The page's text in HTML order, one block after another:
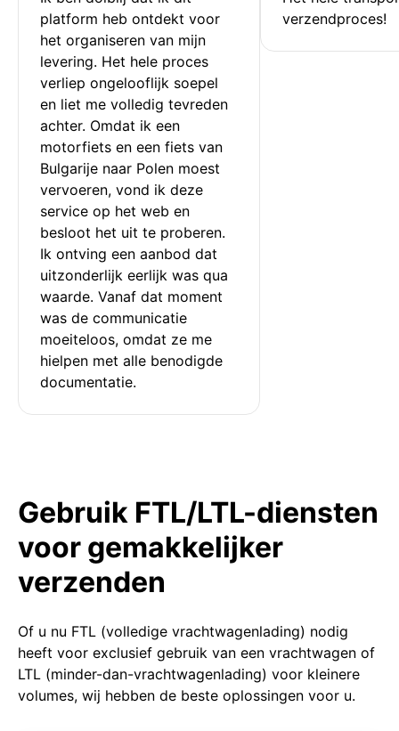
platform heb ontdekt voor
het organiseren van mijn
levering. Het hele proces
verliep ongelooflijk soepel
en liet me volledig tevreden
achter. Omdat ik een
motorfiets en een fiets van
Bulgarije naar Polen moest
vervoeren, vond ik deze
service op het web en
besloot het uit te proberen.
Ik ontving een aanbod dat
uitzonderlijk eerlijk was qua
waarde. Vanaf dat moment
was de communicatie
moeiteloos, omdat ze me
hielpen met alle benodigde
documentatie.
verzendproces!
Gebruik FTL/LTL-diensten
voor gemakkelijker
verzenden
Of u nu FTL (volledige vrachtwagenlading) nodig
heeft voor exclusief gebruik van een vrachtwagen of
LTL (minder-dan-vrachtwagenlading) voor kleinere
volumes, wij hebben de beste oplossingen voor u.